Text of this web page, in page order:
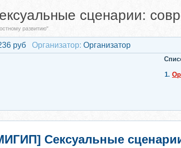
сценарии:
развитию"
руб Организатор: Организатор
1.
Сексуальные